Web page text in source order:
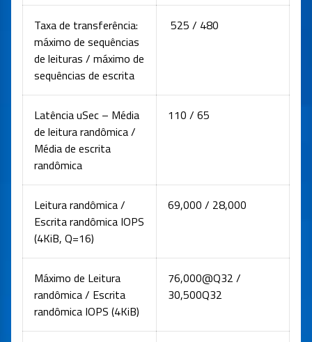
Taxa de transferência:
máximo de sequências
de leituras / máximo de
sequências de escrita
525 / 480
Latência uSec – Média
de leitura randômica /
Média de escrita
randômica
110 / 65
Leitura randômica /
Escrita randômica IOPS
(4KiB, Q=16)
69,000 / 28,000
Máximo de Leitura
randômica / Escrita
randômica IOPS (4KiB)
76,000@Q32 /
30,500Q32